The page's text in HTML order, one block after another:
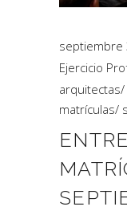
septiembre
Ejercicio
arquitectas/
matrículas/